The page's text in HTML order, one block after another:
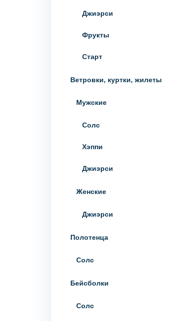
Джиэрси
Фрукты
Старт
Ветровки, куртки, жилеты
Мужские
Солс
Хэппи
Джиэрси
Женские
Джиэрси
Полотенца
Солс
Бейсболки
Солс